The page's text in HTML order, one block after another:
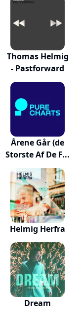
Thomas Helmig
- Pastforward
Årene Går (de
Storste Af De F...
Helmig Herfra
Dream